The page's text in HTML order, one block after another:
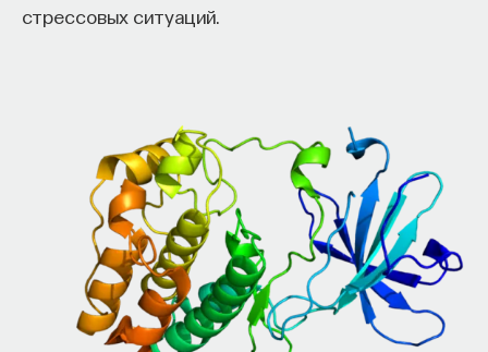
стрессовых ситуаций.